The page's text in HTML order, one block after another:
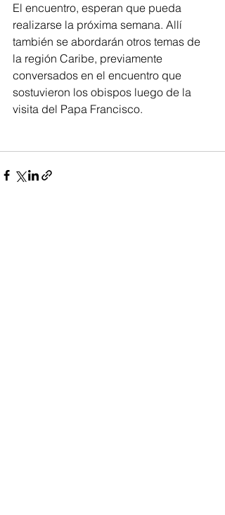
El encuentro, esperan que pueda
realizarse la próxima semana. Allí
también se abordarán otros temas de
la región Caribe, previamente
conversados en el encuentro que
sostuvieron los obispos luego de la
visita del Papa Francisco.